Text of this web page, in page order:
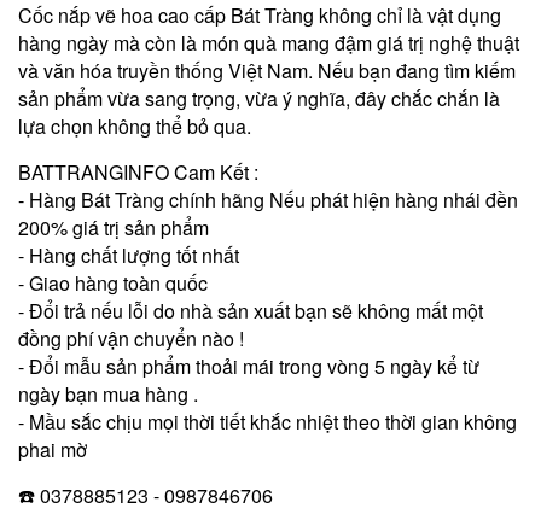
Cốc nắp vẽ hoa cao cấp Bát Tràng không chỉ là vật dụng
hàng ngày mà còn là món quà mang đậm giá trị nghệ thuật
và văn hóa truyền thống Việt Nam. Nếu bạn đang tìm kiếm
sản phẩm vừa sang trọng, vừa ý nghĩa, đây chắc chắn là
lựa chọn không thể bỏ qua.
BATTRANGINFO Cam Kết :
- Hàng Bát Tràng chính hãng Nếu phát hiện hàng nhái đền
200% giá trị sản phẩm
- Hàng chất lượng tốt nhất
- Giao hàng toàn quốc
- Đổi trả nếu lỗi do nhà sản xuất bạn sẽ không mất một
đồng phí vận chuyển nào !
- Đổi mẫu sản phẩm thoải mái trong vòng 5 ngày kể từ
ngày bạn mua hàng .
- Mầu sắc chịu mọi thời tiết khắc nhiệt theo thời gian không
phai mờ
☎️ 0378885123 - 0987846706